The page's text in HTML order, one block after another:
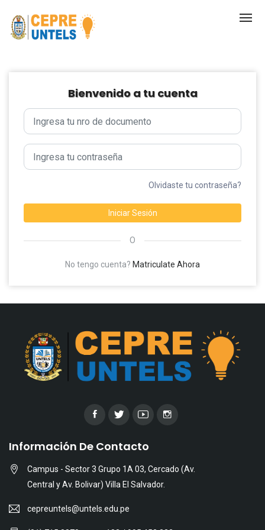
Bienvenido a tu cuenta
Olvidaste tu contraseña?
Iniciar Sesión
O
No tengo cuenta? Matriculate Ahora
Información De Contacto
Campus - Sector 3 Grupo 1A 03, Cercado (Av.
Central y Av. Bolivar) Villa El Salvador.
cepreuntels@untels.edu.pe